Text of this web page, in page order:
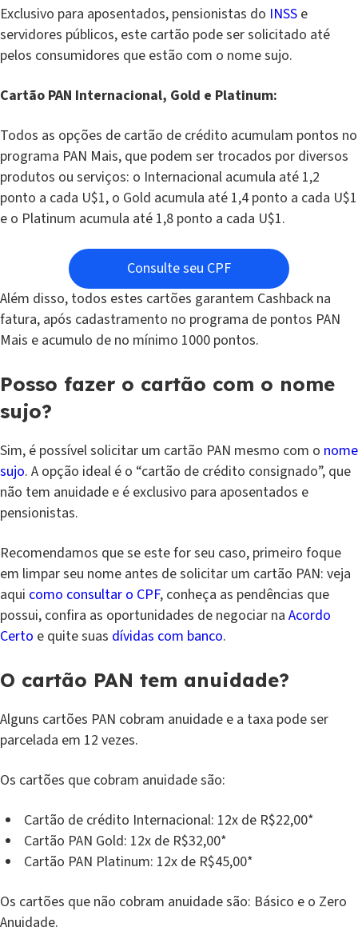
Exclusivo para aposentados, pensionistas do INSS e
servidores públicos, este cartão pode ser solicitado até
pelos consumidores que estão com o nome sujo.
Cartão PAN Internacional, Gold e Platinum:
Todos as opções de cartão de crédito acumulam pontos no
programa PAN Mais, que podem ser trocados por diversos
produtos ou serviços: o Internacional acumula até 1,2
ponto a cada U$1, o Gold acumula até 1,4 ponto a cada U$1
e o Platinum acumula até 1,8 ponto a cada U$1.
Consulte seu CPF
Além disso, todos estes cartões garantem Cashback na
fatura, após cadastramento no programa de pontos PAN
Mais e acumulo de no mínimo 1000 pontos.
Posso fazer o cartão com o nome
sujo?
Sim, é possível solicitar um cartão PAN mesmo com o nome
sujo. A opção ideal é o “cartão de crédito consignado”, que
não tem anuidade e é exclusivo para aposentados e
pensionistas.
Recomendamos que se este for seu caso, primeiro foque
em limpar seu nome antes de solicitar um cartão PAN: veja
aqui como consultar o CPF, conheça as pendências que
possui, confira as oportunidades de negociar na Acordo
Certo e quite suas dívidas com banco.
O cartão PAN tem anuidade?
Alguns cartões PAN cobram anuidade e a taxa pode ser
parcelada em 12 vezes.
Os cartões que cobram anuidade são:
Cartão de crédito Internacional: 12x de R$22,00*
Cartão PAN Gold: 12x de R$32,00*
Cartão PAN Platinum: 12x de R$45,00*
Os cartões que não cobram anuidade são: Básico e o Zero
Anuidade.